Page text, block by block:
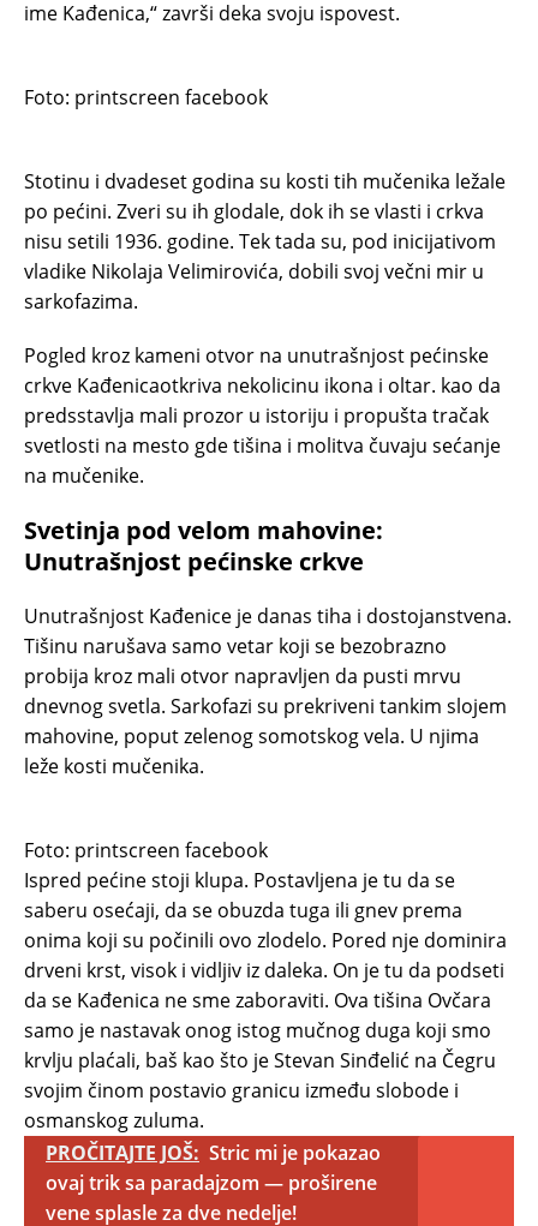
ime Kađenica,“ završi deka svoju ispovest.
Foto: printscreen facebook
Stotinu i dvadeset godina su kosti tih mučenika ležale
po pećini. Zveri su ih glodale, dok ih se vlasti i crkva
nisu setili 1936. godine. Tek tada su, pod inicijativom
vladike Nikolaja Velimirovića, dobili svoj večni mir u
sarkofazima.
Pogled kroz kameni otvor na unutrašnjost pećinske
crkve Kađenicaotkriva nekolicinu ikona i oltar. kao da
predsstavlja mali prozor u istoriju i propušta tračak
svetlosti na mesto gde tišina i molitva čuvaju sećanje
na mučenike.
Svetinja pod velom mahovine:
Unutrašnjost pećinske crkve
Unutrašnjost Kađenice je danas tiha i dostojanstvena.
Tišinu narušava samo vetar koji se bezobrazno
probija kroz mali otvor napravljen da pusti mrvu
dnevnog svetla. Sarkofazi su prekriveni tankim slojem
mahovine, poput zelenog somotskog vela. U njima
leže kosti mučenika.
Foto: printscreen facebook
Ispred pećine stoji klupa. Postavljena je tu da se
saberu osećaji, da se obuzda tuga ili gnev prema
onima koji su počinili ovo zlodelo. Pored nje dominira
drveni krst, visok i vidljiv iz daleka. On je tu da podseti
da se Kađenica ne sme zaboraviti. Ova tišina Ovčara
samo je nastavak onog istog mučnog duga koji smo
krvlju plaćali, baš kao što je Stevan Sinđelić na Čegru
svojim činom postavio granicu između slobode i
osmanskog zuluma.
PROČITAJTE JOŠ: Stric mi je pokazao
ovaj trik sa paradajzom — proširene
vene splasle za dve nedelje!